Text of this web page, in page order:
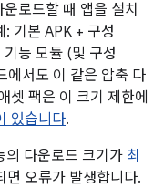
로드할 때 앱을 설치
기본 APK + 구성
능 모듈 (및 구성
에서도 이 같은 압축 다
셋 팩은 이 크기 제한에
있습니다.
다운로드 크기가 최
면 오류가 발생합니다.